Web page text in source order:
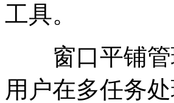
工具。
窗口平铺管
用户在多任务